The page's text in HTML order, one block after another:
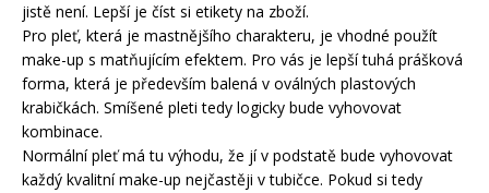
jistě není. Lepší je číst si etikety na zboží.
Pro pleť, která je mastnějšího charakteru, je vhodné použít
make-up s matňujícím efektem. Pro vás je lepší tuhá prášková
forma, která je především balená v oválných plastových
krabičkách. Smíšené pleti tedy logicky bude vyhovovat
kombinace.
Normální pleť má tu výhodu, že jí v podstatě bude vyhovovat
každý kvalitní make-up nejčastěji v tubičce. Pokud si tedy